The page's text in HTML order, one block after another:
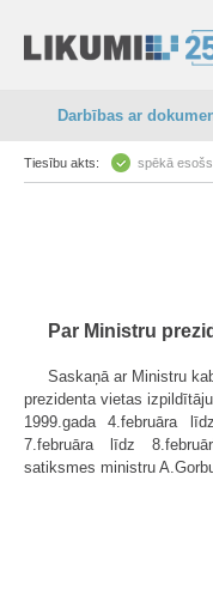
Darbības ar
Tiesību akts: spēkā esošs
Par Ministru
Saskaņā ar Ministru
prezidenta vietas
1999.gada 4.februāra
7.februāra līdz
satiksmes ministru